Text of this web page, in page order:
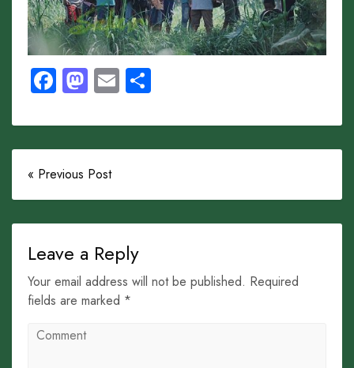
Facebook
Mastodon
Email
« Previous Post
Leave a Reply
Your email address will not be published. Required
fields are marked *